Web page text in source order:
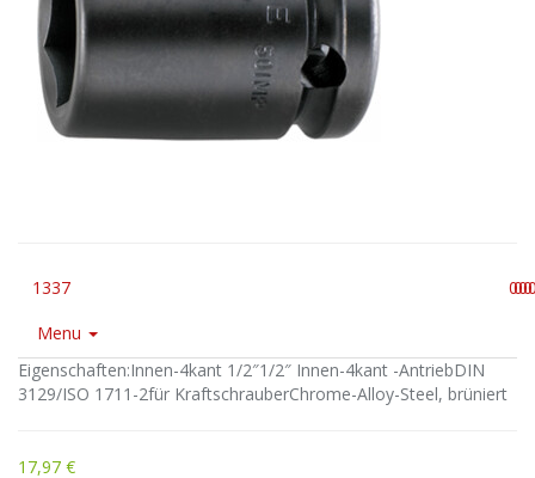
1337 0000
Menu
Eigenschaften:Innen-4kant 1/2″1/2″ Innen-4kant -AntriebDIN
3129/ISO 1711-2für KraftschrauberChrome-Alloy-Steel, brüniert
17,97 €